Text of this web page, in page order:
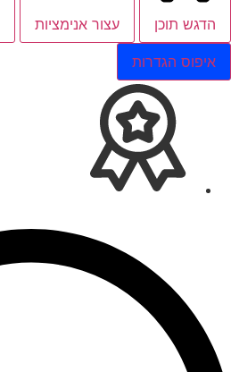
הדגש תוכן עצור אנימציות
איפוס הגדרות